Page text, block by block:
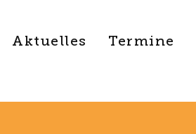
Aktuelles Termine